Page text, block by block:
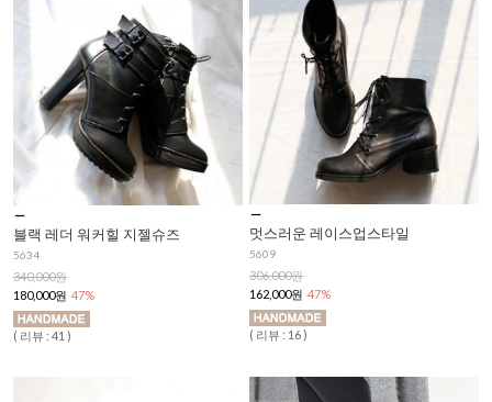
블랙 레더 워커힐 지젤슈즈
5634
340,000원
180,000원 47%
( 리뷰 : 41 )
멋스러운 레이스업스타일
5609
306,000원
162,000원 47%
( 리뷰 : 16 )